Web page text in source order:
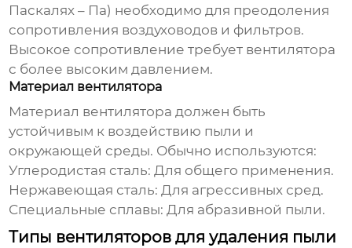
Паскалях – Па) необходимо для преодоления
сопротивления воздуховодов и фильтров.
Высокое сопротивление требует вентилятора
с более высоким давлением.
Материал вентилятора
Материал вентилятора должен быть
устойчивым к воздействию пыли и
окружающей среды. Обычно используются:
Углеродистая сталь: Для общего применения.
Нержавеющая сталь: Для агрессивных сред.
Специальные сплавы: Для абразивной пыли.
Типы вентиляторов для удаления пыли